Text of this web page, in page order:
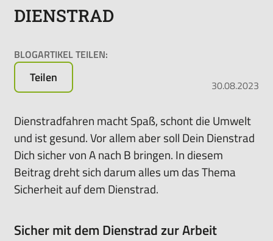
Rundum-
für
Leasen
E-
Bikes,
Pedelecs
u.v.m.
DIENSTRAD
BLOGARTIKEL TEILEN:
Teilen 30.08.2023
Dienstradfahren macht Spaß, schont die Umwelt
und ist gesund. Vor allem aber soll Dein Dienstrad
Dich sicher von A nach B bringen. In diesem
Beitrag dreht sich darum alles um das Thema
Sicherheit auf dem Dienstrad.
Sicher mit dem Dienstrad zur Arbeit